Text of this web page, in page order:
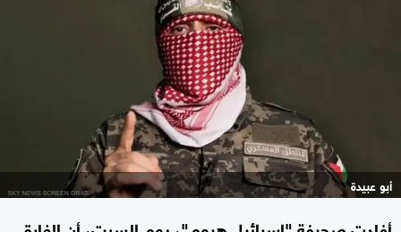
أبو عبيدة